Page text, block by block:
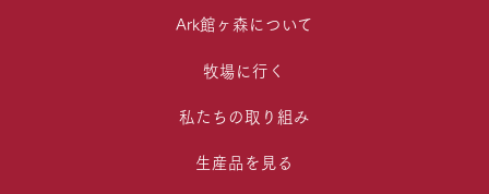
Ark館ヶ森について
牧場に行く
私たちの取り組み
生産品を見る